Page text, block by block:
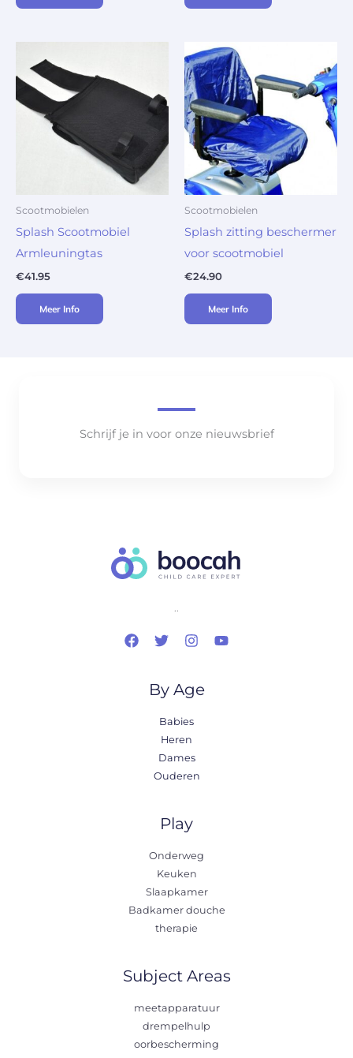
Scootmobielen
Splash Scootmobiel
Armleuningtas
€41.95
Meer Info
Scootmobielen
Splash zitting beschermer
voor scootmobiel
€24.90
Meer Info
Schrijf je in voor onze nieuwsbrief
..
By Age
Babies
Heren
Dames
Ouderen
Play
Onderweg
Keuken
Slaapkamer
Badkamer douche
therapie
Subject Areas
meetapparatuur
drempelhulp
oorbescherming